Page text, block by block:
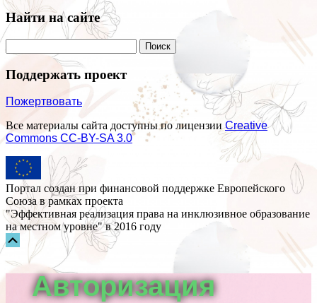
Найти на сайте
Поддержать проект
Пожертвовать
Все материалы сайта доступны по лицензииCreative
Commons СС-BY-SA 3.0
Портал создан при финансовой поддержке Европейского
Союза в рамках проекта
"Эффективная реализация права на инклюзивное образование
на местном уровне" в 2016 году
Прокрутка
вверх
Авторизация